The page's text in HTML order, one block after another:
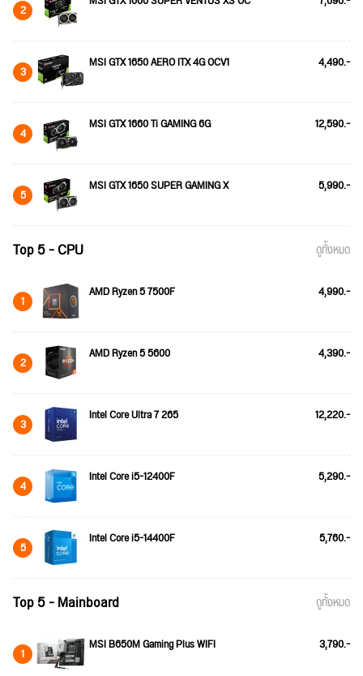
2
3 MSI GTX 1650 AERO ITX 4G OCV1 4,490.-
4 MSI GTX 1660 Ti GAMING 6G 12,590.-
5 MSI GTX 1650 SUPER GAMING X 5,990.-
Top 5 - CPU ดูทั้งหมด
1 AMD Ryzen 5 7500F 4,990.-
2 AMD Ryzen 5 5600 4,390.-
3 Intel Core Ultra 7 265 12,220.-
4 Intel Core i5-12400F 5,290.-
5 Intel Core i5-14400F 5,760.-
Top 5 - Mainboard ดูทั้งหมด
1 MSI B650M Gaming Plus WIFI 3,790.-